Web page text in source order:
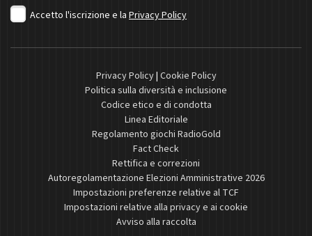
Accetto l'iscrizione e la Privacy Policy
Privacy Policy| Cookie Policy
Politica sulla diversità e inclusione
Codice etico e di condotta
Linea Editoriale
Regolamento giochi RadioGold
Fact Check
Rettifica e correzioni
Autoregolamentazione Elezioni Amministrative 2026
Impostazioni preferenze relative al TCF
Impostazioni relative alla privacy e ai cookie
Avviso alla raccolta